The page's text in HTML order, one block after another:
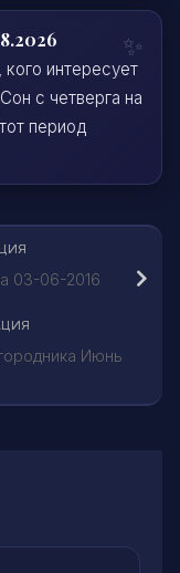
интересует
с четверга на
период
03-06-2016
Июнь